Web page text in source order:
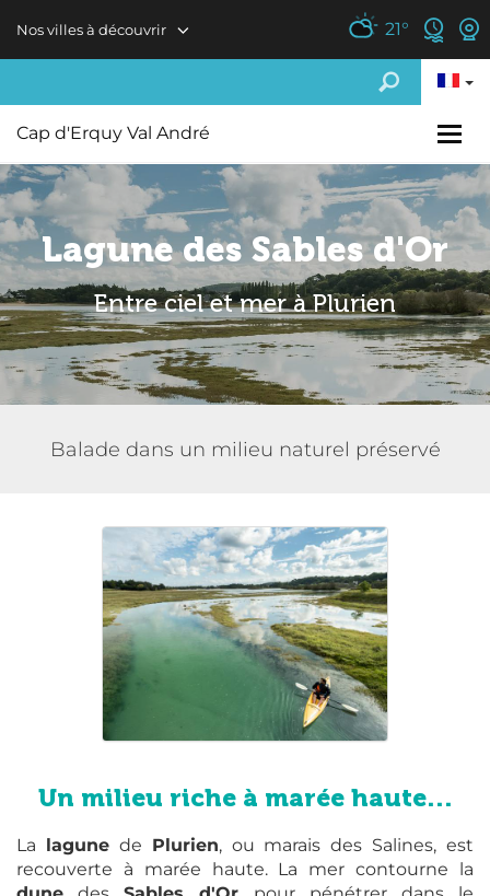
Nos villes à découvrir 21°
Cap d'Erquy Val André
Lagune des Sables d'Or
Entre ciel et mer à Plurien
Balade dans un milieu naturel préservé
Un milieu riche à marée haute...
La lagunede Plurien, ou marais des Salines, est
recouverte à marée haute. La mer contourne la